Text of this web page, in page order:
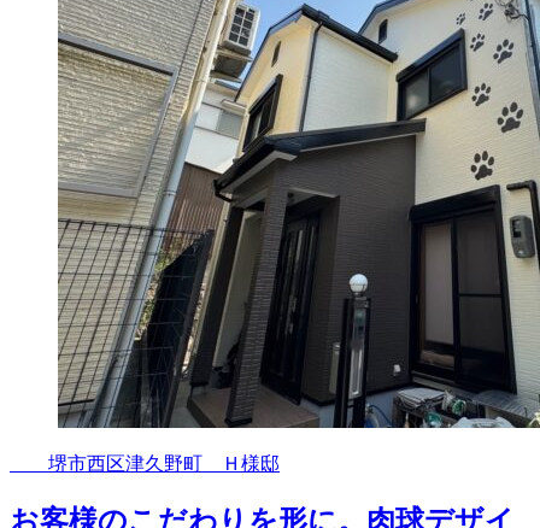
堺市西区津久野町 Ｈ様邸
お客様のこだわりを形に。肉球デザイ